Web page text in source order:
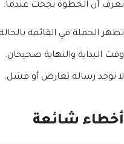
تعرف أن الخطوة نجحت عندما:
تظهر الحملة في القائمة
وقت البداية والنهاية صحيحان.
لا توجد رسالة تعارض أو فشل.
أخطاء شائعة